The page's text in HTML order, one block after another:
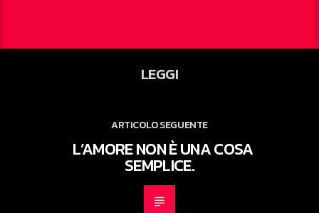
LEGGI
ARTICOLO SEGUENTE
L’AMORE NON È UNA COSA
SEMPLICE.